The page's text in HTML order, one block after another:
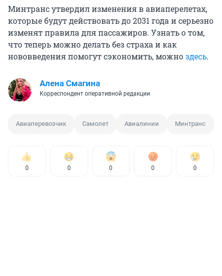
Минтранс утвердил изменения в авиаперелетах,
которые будут действовать до 2031 года и серьезно
изменят правила для пассажиров. Узнать о том,
что теперь можно делать без страха и как
нововведения помогут сэкономить, можноздесь.
Алена Смагина
Корреспондент оперативной редакции
Авиаперевозчик Самолет Авиалинии Минтранс
0 0 0 0 0